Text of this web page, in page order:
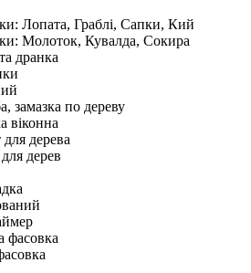
Лопата, Граблі, Сапки, Кий
Молоток, Кувалда, Сокира
дранка
замазка по дереву
віконна
для дерева
дерев
фасовка